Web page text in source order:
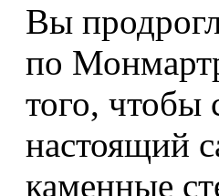
Вы
по
того, чтобы
настоящий
каменные